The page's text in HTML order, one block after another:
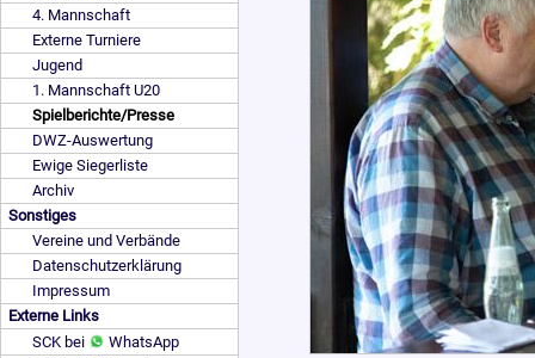
4. Mannschaft
Externe Turniere
Jugend
1. Mannschaft U20
Spielberichte/Presse
DWZ-Auswertung
Ewige Siegerliste
Archiv
Sonstiges
Vereine und Verbände
Datenschutzerklärung
Impressum
Externe Links
SCK bei
WhatsApp